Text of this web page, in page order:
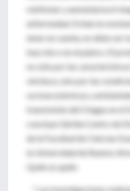
reinfestar y aumentaría el
enfermedad. Si bien la
tener en cuenta, no debe ser
inacción o en el pánico. El
no sólo por las
vinchuca, sino por las
socioeconómicas y
transmisión del Chagas en el
concluye Gürtler.Centro de
de la Facultad de Ciencias
la Universidad de Buenos
Quién es quién